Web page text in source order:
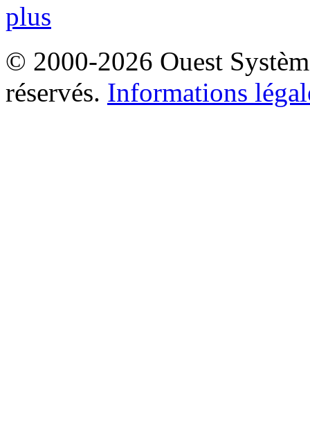
plus
© 2000-2026 Ouest
réservés. Informations